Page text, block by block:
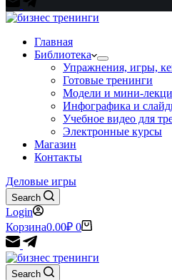
Главная
Библиотека
Упражнения, игры,
Готовые тренинги
Модели и мини-
Инфографика и
Учебное видео для
Электронные курсы
Магазин
Контакты
Деловые игры
Search
Login
Корзина0.00₽ 0
Search